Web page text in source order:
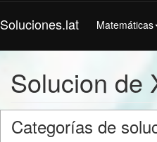
Soluciones.lat Matemáticas
Solucion de
Categorías de